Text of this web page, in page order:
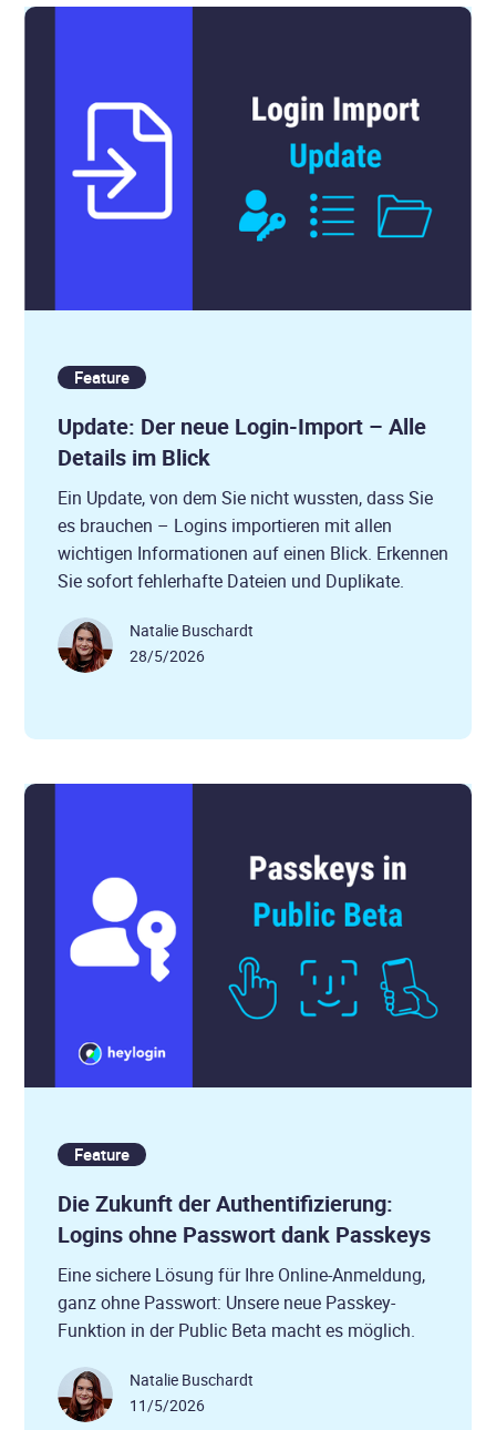
Feature
Update: Der neue Login-Import – Alle
Details im Blick
Ein Update, von dem Sie nicht wussten, dass Sie
es brauchen – Logins importieren mit allen
wichtigen Informationen auf einen Blick. Erkennen
Sie sofort fehlerhafte Dateien und Duplikate.
Natalie Buschardt
28/5/2026
Feature
Die Zukunft der Authentifizierung:
Logins ohne Passwort dank Passkeys
Eine sichere Lösung für Ihre Online-Anmeldung,
ganz ohne Passwort: Unsere neue Passkey-
Funktion in der Public Beta macht es möglich.
Natalie Buschardt
11/5/2026